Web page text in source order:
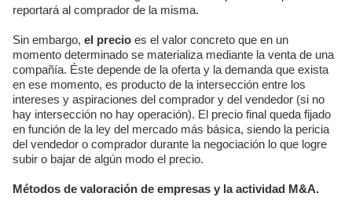
reportará al comprador de la misma.
Sin embargo, el precio es el valor concreto que en un
momento determinado se materializa mediante la venta de una
compañía. Éste depende de la oferta y la demanda que exista
en ese momento, es producto de la intersección entre los
intereses y aspiraciones del comprador y del vendedor (si no
hay intersección no hay operación). El precio final queda fijado
en función de la ley del mercado más básica, siendo la pericia
del vendedor o comprador durante la negociación lo que logre
subir o bajar de algún modo el precio.
Métodos de valoración de empresas y la actividad M&A.